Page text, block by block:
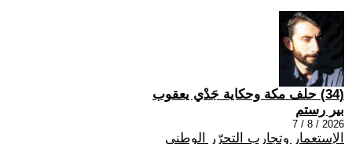
(34) حلف مكة وحكاية جَدْي يعقوب
بير رستم
2026 / 8 / 7
الإستعمار وتجارب التحرّر الوطني